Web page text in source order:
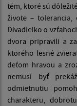
tém, ktoré sú
živote – tolerancia,
Divadielko o
dvora pripravili a
ktorého lesné
deťom hravou a
nemusí byť
odmietnutiu
charakteru,